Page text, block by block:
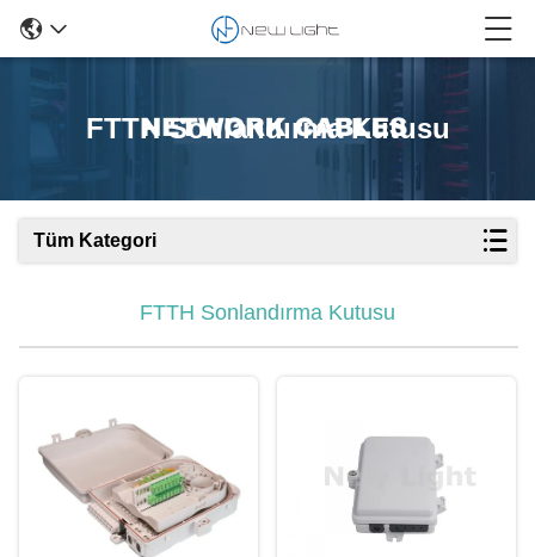
FTTH Sonlandırma Kutusu
Tüm Kategori
FTTH Sonlandırma Kutusu